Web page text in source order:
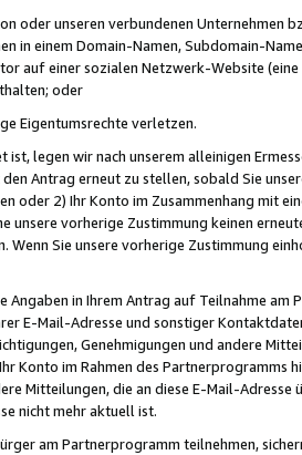
oder unseren verbundenen Unternehmen
in einem Domain-Namen, Subdomain-
auf einer sozialen Netzwerk-Website
oder
Eigentumsrechte verletzen.
ist, legen wir nach unserem alleinigen
Antrag erneut zu stellen, sobald Sie
oder 2) Ihr Konto im Zusammenhang mit
unsere vorherige Zustimmung keinen
Wenn Sie unsere vorherige Zustimmung
Angaben in Ihrem Antrag auf Teilnahme
E-Mail-Adresse und sonstiger
Genehmigungen und andere
Konto im Rahmen des Partnerprogramms
Mitteilungen, die an diese E-Mail-
nicht mehr aktuell ist.
am Partnerprogramm teilnehmen,